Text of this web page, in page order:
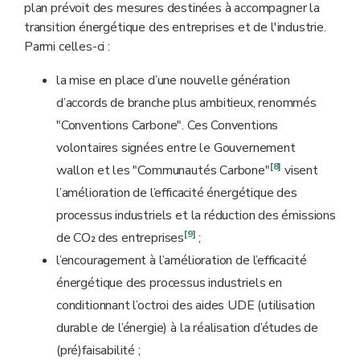
plan prévoit des mesures destinées à accompagner la
transition énergétique des entreprises et de l'industrie.
Parmi celles-ci :
la mise en place d’une nouvelle génération
d’accords de branche plus ambitieux, renommés
"Conventions Carbone". Ces Conventions
volontaires signées entre le Gouvernement
wallon et les "Communautés Carbone"[8] visent
l’amélioration de l’efficacité énergétique des
processus industriels et la réduction des émissions
de CO₂des entreprises[9] ;
l’encouragement à l’amélioration de l’efficacité
énergétique des processus industriels en
conditionnant l’octroi des aides UDE (utilisation
durable de l’énergie) à la réalisation d’études de
(pré)faisabilité ;